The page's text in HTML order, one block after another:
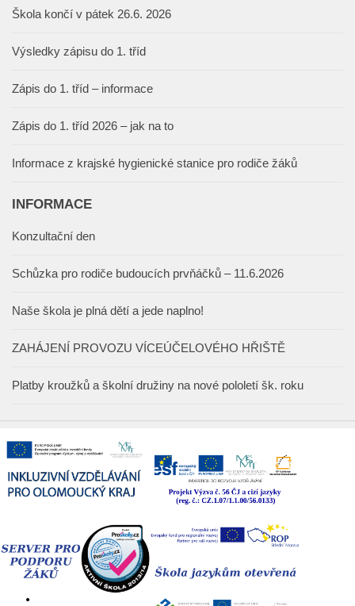
Škola končí v pátek 26.6. 2026
Výsledky zápisu do 1. tříd
Zápis do 1. tříd – informace
Zápis do 1. tříd 2026 – jak na to
Informace z krajské hygienické stanice pro rodiče žáků
INFORMACE
Konzultační den
Schůzka pro rodiče budoucích prvňáčků – 11.6.2026
Naše škola je plná dětí a jede naplno!
ZAHÁJENÍ PROVOZU VÍCEÚČELOVÉHO HŘIŠTĚ
Platby kroužků a školní družiny na nové pololetí šk. roku